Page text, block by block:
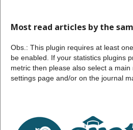
Most read articles by the
Obs.: This plugin requires at least
be enabled. If your statistics plugins
metric then please also select a
settings page and/or on the journal